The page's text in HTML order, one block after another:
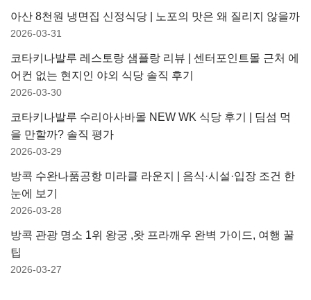
아산 8천원 냉면집 신정식당 | 노포의 맛은 왜 질리지 않을까
2026-03-31
코타키나발루 레스토랑 샘플랑 리뷰 | 센터포인트몰 근처 에
어컨 없는 현지인 야외 식당 솔직 후기
2026-03-30
코타키나발루 수리아사바몰 NEW WK 식당 후기 | 딤섬 먹
을 만할까? 솔직 평가
2026-03-29
방콕 수완나품공항 미라클 라운지 | 음식·시설·입장 조건 한
눈에 보기
2026-03-28
방콕 관광 명소 1위 왕궁 ,왓 프라깨우 완벽 가이드, 여행 꿀
팁
2026-03-27